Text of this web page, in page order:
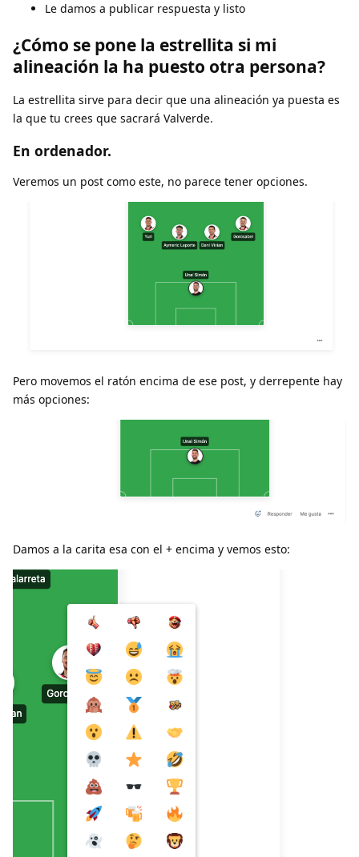
Le damos a publicar respuesta y listo
¿Cómo se pone la estrellita si mi
alineación la ha puesto otra persona?
La estrellita sirve para decir que una alineación ya puesta es
la que tu crees que sacrará Valverde.
En ordenador.
Veremos un post como este, no parece tener opciones.
Pero movemos el ratón encima de ese post, y derrepente hay
más opciones:
Damos a la carita esa con el + encima y vemos esto: